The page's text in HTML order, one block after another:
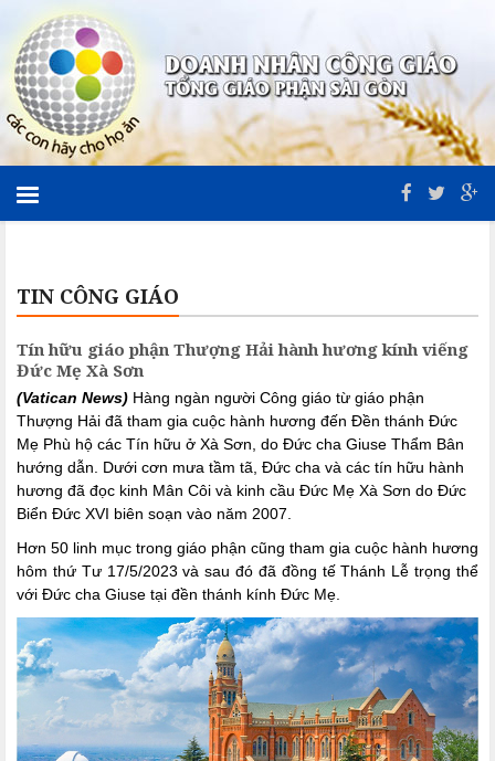
TIN CÔNG GIÁO
Tín hữu giáo phận Thượng Hải hành hương kính viếng
Đức Mẹ Xà Sơn
(Vatican News) Hàng ngàn người Công giáo từ giáo phận
Thượng Hải đã tham gia cuộc hành hương đến Đền thánh Đức
Mẹ Phù hộ các Tín hữu ở Xà Sơn, do Đức cha Giuse Thẩm Bân
hướng dẫn. Dưới cơn mưa tầm tã, Đức cha và các tín hữu hành
hương đã đọc kinh Mân Côi và kinh cầu Đức Mẹ Xà Sơn do Đức
Biển Đức XVI biên soạn vào năm 2007.
Hơn 50 linh mục trong giáo phận cũng tham gia cuộc hành hương
hôm thứ Tư 17/5/2023 và sau đó đã đồng tế Thánh Lễ trọng thể
với Đức cha Giuse tại đền thánh kính Đức Mẹ.